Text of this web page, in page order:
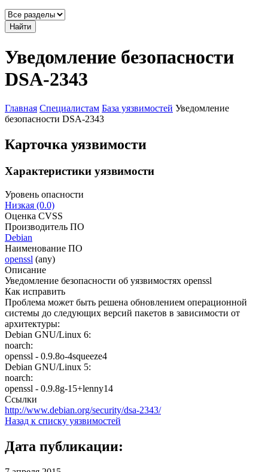
Найти
Уведомление безопасности
DSA-2343
Главная Специалистам База уязвимостей Уведомление
безопасности DSA-2343
Карточка уязвимости
Характеристики уязвимости
Уровень опасности
Низкая (0.0)
Оценка CVSS
Производитель ПО
Debian
Наименование ПО
openssl (any)
Описание
Уведомление безопасности об уязвимостях openssl
Как исправить
Проблема может быть решена обновлением операционной
системы до следующих версий пакетов в зависимости от
архитектуры:
Debian GNU/Linux 6:
noarch:
openssl - 0.9.8o-4squeeze4
Debian GNU/Linux 5:
noarch:
openssl - 0.9.8g-15+lenny14
Ссылки
http://www.debian.org/security/dsa-2343/
Назад к списку уязвимостей
Дата публикации: